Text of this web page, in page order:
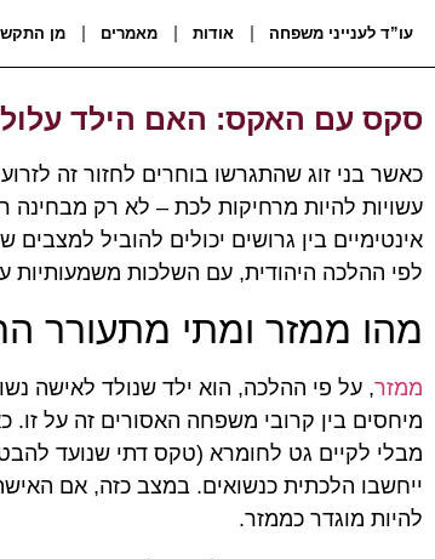
עו”ד לענייני משפחה אודות מאמרים מן
סקס עם האקס: האם הילד
כאשר בני זוג שהתגרשו בוחרים לחזור זה
עשויות להיות מרחיקות לכת – לא רק
אינטימיים בין גרושים יכולים להוביל
לפי ההלכה היהודית, עם השלכות משמעותיות
מהו ממזר ומתי מתעורר
ממזר, על פי ההלכה, הוא ילד שנולד לאישה
מיחסים בין קרובי משפחה האסורים זה על זו.
מבלי לקיים גט לחומרא (טקס דתי שנועד
ייחשבו הלכתית כנשואים. במצב כזה, אם
להיות מוגדר כממזר.